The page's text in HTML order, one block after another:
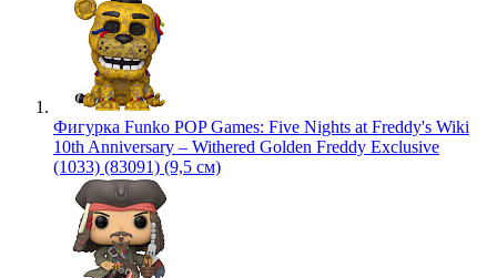
Фигурка Funko POP Games: Five Nights at Freddy's Wiki
10th Anniversary – Withered Golden Freddy Exclusive
(1033) (83091) (9,5 см)